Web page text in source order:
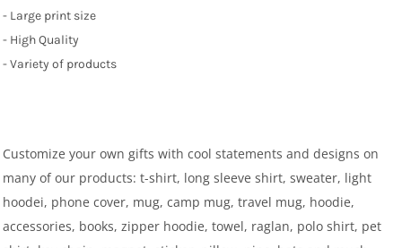
- Large print size
- High Quality
- Variety of products
Customize your own gifts with cool statements and designs on
many of our products: t-shirt, long sleeve shirt, sweater, light
hoodei, phone cover, mug, camp mug, travel mug, hoodie,
accessories, books, zipper hoodie, towel, raglan, polo shirt, pet